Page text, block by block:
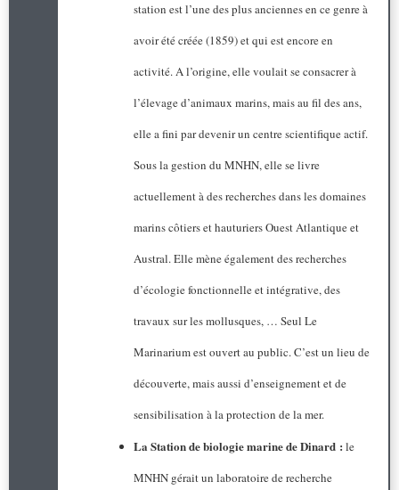
station est l’une des plus anciennes en ce genre à
avoir été créée (1859) et qui est encore en
activité. A l’origine, elle voulait se consacrer à
l’élevage d’animaux marins, mais au fil des ans,
elle a fini par devenir un centre scientifique actif.
Sous la gestion du MNHN, elle se livre
actuellement à des recherches dans les domaines
marins côtiers et hauturiers Ouest Atlantique et
Austral. Elle mène également des recherches
d’écologie fonctionnelle et intégrative, des
travaux sur les mollusques, … Seul Le
Marinarium est ouvert au public. C’est un lieu de
découverte, mais aussi d’enseignement et de
sensibilisation à la protection de la mer.
La Station de biologie marine de Dinard : le
MNHN gérait un laboratoire de recherche